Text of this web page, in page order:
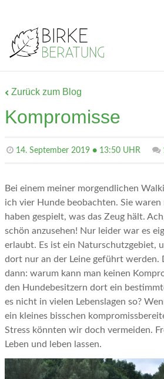
Zurück zum Blog
Kompromisse
14. September 2019 ● 13:50 UHR
Bei einem meiner morgendlichen
ich vier Hunde beobachten. Sie
haben gespielt, was das Zeug hält.
schön anzusehen! Nur leider war es
erlaubt. Es ist ein Naturschutzgebiet,
dort nur an der Leine geführt werden.
dann: warum kann man keinen
den Hundebesitzern dort ein
es nicht in vielen Lebenslagen so?
ein kleines bisschen
Stress könnten wir doch vermeiden.
Leben und leben lassen.